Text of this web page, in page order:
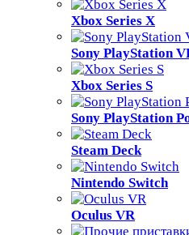
Xbox Series X
Sony PlayStation
Xbox Series S
Sony PlayStation
Steam Deck
Nintendo Switch
Oculus VR